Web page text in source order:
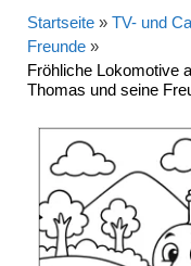
Startseite » TV- und
Freunde »
Fröhliche Lokomotive
Thomas und seine